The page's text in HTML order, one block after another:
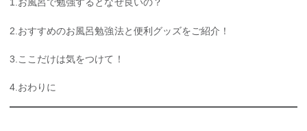
1.お風呂で勉強するとなぜ良いの？
2.おすすめのお風呂勉強法と便利グッズをご紹介！
3.ここだけは気をつけて！
4.おわりに